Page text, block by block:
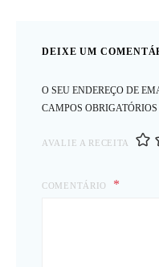
DEIXE UM
O SEU ENDEREÇO DE
CAMPOS
AVALIE A RECEITA
COMENTÁRIO